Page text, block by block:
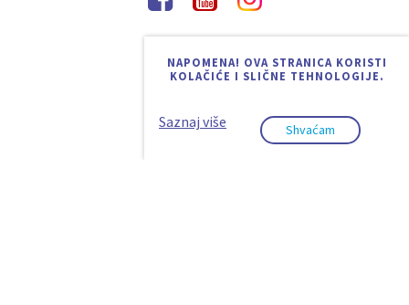
NAPOMENA! OVA STRANICA KORISTI
KOLAČIĆE I SLIČNE TEHNOLOGIJE.
Saznaj više Shvaćam